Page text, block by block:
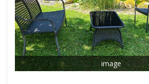
image